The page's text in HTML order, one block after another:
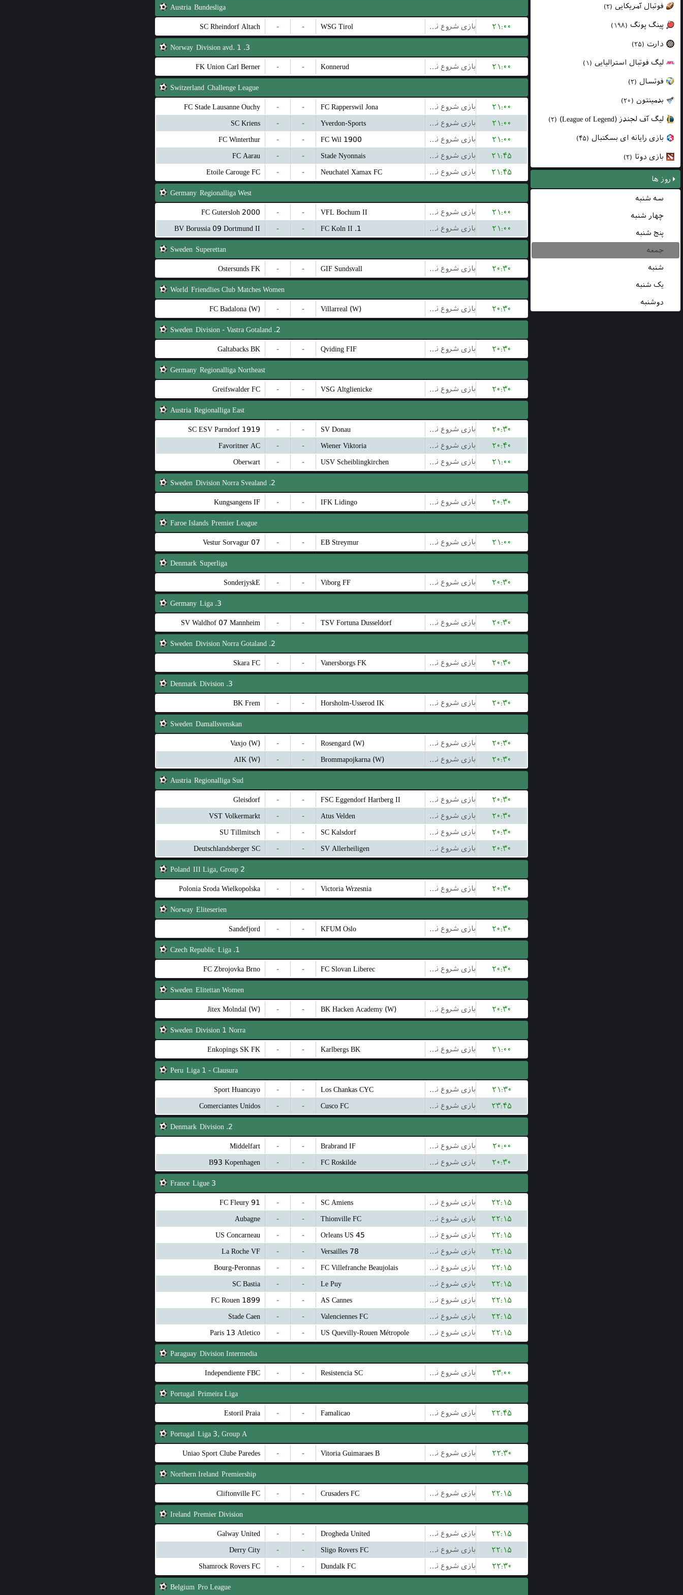
فوتبال آمریکایی (۲)
پینگ پونگ (۱۹۸)
دارت (۲۵)
لیگ فوتبال استرالیایی (۱)
فوتسال (۲)
بدمینتون (۲۰)
لیگ آف لجندز (League of Legend) (۲)
بازی رایانه ای بسکتبال (۴۵)
بازی دوتا (۲)
روز ها
سه شنبه
چهار شنبه
پنج شنبه
جمعه
شنبه
یک شنبه
دوشنبه
Austria Bundesliga
SC Rheindorf Altach - - WSG Tirol بازی شروع نشده است ۲۱:۰۰
Norway 3. Division avd. 1
FK Union Carl Berner - - Konnerud بازی شروع نشده است ۲۱:۰۰
Switzerland Challenge League
FC Stade Lausanne Ouchy - - FC Rapperswil Jona بازی شروع نشده است
۲۱:۰۰
SC Kriens
- - Yverdon-Sports بازی شروع نشده است
۲۱:۰۰
FC Winterthur
- - FC Wil 1900 بازی شروع نشده است
۲۱:۰۰
FC Aarau
- - Stade Nyonnais بازی شروع نشده است
۲۱:۴۵
Etoile Carouge FC
- - Neuchatel Xamax FC بازی شروع نشده است ۲۱:۴۵
Germany Regionalliga West
FC Gutersloh 2000 - - VFL Bochum II بازی شروع نشده است
۲۱:۰۰
BV Borussia 09 Dortmund II
- - 1. FC Koln II بازی شروع نشده است ۲۱:۰۰
Sweden Superettan
Ostersunds FK - - GIF Sundsvall بازی شروع نشده است ۲۰:۳۰
World Friendlies Club Matches Women
FC Badalona (W) - - Villarreal (W) بازی شروع نشده است ۲۰:۳۰
Sweden 2. Division - Vastra Gotaland
Galtabacks BK - - Qviding FIF بازی شروع نشده است ۲۰:۳۰
Germany Regionalliga Northeast
Greifswalder FC - - VSG Altglienicke بازی شروع نشده است ۲۰:۳۰
Austria Regionalliga East
SC ESV Parndorf 1919 - - SV Donau بازی شروع نشده است
۲۰:۳۰
Favoritner AC
- - Wiener Viktoria بازی شروع نشده است
۲۰:۴۰
Oberwart
- - USV Scheiblingkirchen بازی شروع نشده است ۲۱:۰۰
Sweden 2. Division Norra Svealand
Kungsangens IF - - IFK Lidingo بازی شروع نشده است ۲۰:۳۰
Faroe Islands Premier League
07 Vestur Sorvagur - - EB Streymur بازی شروع نشده است ۲۱:۰۰
Denmark Superliga
SonderjyskE - - Viborg FF بازی شروع نشده است ۲۰:۳۰
Germany 3. Liga
SV Waldhof 07 Mannheim - - TSV Fortuna Dusseldorf بازی شروع نشده است ۲۰:۳۰
Sweden 2. Division Norra Gotaland
Skara FC - - Vanersborgs FK بازی شروع نشده است ۲۰:۳۰
Denmark 3. Division
BK Frem - - Horsholm-Usserod IK بازی شروع نشده است ۲۰:۳۰
Sweden Damallsvenskan
Vaxjo (W) - - Rosengard (W) بازی شروع نشده است
۲۰:۳۰
AIK (W)
- - Brommapojkarna (W) بازی شروع نشده است ۲۰:۳۰
Austria Regionalliga Sud
Gleisdorf - - FSC Eggendorf Hartberg II بازی شروع نشده است
۲۰:۳۰
VST Volkermarkt
- - Atus Velden بازی شروع نشده است
۲۰:۳۰
SU Tillmitsch
- - SC Kalsdorf بازی شروع نشده است
۲۰:۳۰
Deutschlandsberger SC
- - SV Allerheiligen بازی شروع نشده است ۲۰:۳۰
Poland III Liga, Group 2
Polonia Sroda Wielkopolska - - Victoria Wrzesnia بازی شروع نشده است ۲۰:۳۰
Norway Eliteserien
Sandefjord - - KFUM Oslo بازی شروع نشده است ۲۰:۳۰
Czech Republic 1. Liga
FC Zbrojovka Brno - - FC Slovan Liberec بازی شروع نشده است ۲۰:۳۰
Sweden Elitettan Women
Jitex Molndal (W) - - BK Hacken Academy (W) بازی شروع نشده است ۲۰:۳۰
Sweden Division 1 Norra
Enkopings SK FK - - Karlbergs BK بازی شروع نشده است ۲۱:۰۰
Peru Liga 1 - Clausura
Sport Huancayo - - Los Chankas CYC بازی شروع نشده است
۲۱:۳۰
Comerciantes Unidos
- - Cusco FC بازی شروع نشده است ۲۳:۴۵
Denmark 2. Division
Middelfart - - Brabrand IF بازی شروع نشده است
۲۰:۰۰
B93 Kopenhagen
- - FC Roskilde بازی شروع نشده است ۲۰:۳۰
France Ligue 3
FC Fleury 91 - - SC Amiens بازی شروع نشده است
۲۲:۱۵
Aubagne
- - Thionville FC بازی شروع نشده است
۲۲:۱۵
US Concarneau
- - Orleans US 45 بازی شروع نشده است
۲۲:۱۵
La Roche VF
- - Versailles 78 بازی شروع نشده است
۲۲:۱۵
Bourg-Peronnas
- - FC Villefranche Beaujolais بازی شروع نشده است
۲۲:۱۵
SC Bastia
- - Le Puy بازی شروع نشده است
۲۲:۱۵
FC Rouen 1899
- - AS Cannes بازی شروع نشده است
۲۲:۱۵
Stade Caen
- - Valenciennes FC بازی شروع نشده است
۲۲:۱۵
Paris 13 Atletico
- - US Quevilly-Rouen Métropole بازی شروع نشده است ۲۲:۱۵
Paraguay Division Intermedia
Independiente FBC - - Resistencia SC بازی شروع نشده است ۲۳:۰۰
Portugal Primeira Liga
Estoril Praia - - Famalicao بازی شروع نشده است ۲۲:۴۵
Portugal Liga 3, Group A
Uniao Sport Clube Paredes - - Vitoria Guimaraes B بازی شروع نشده است ۲۲:۳۰
Northern Ireland Premiership
Cliftonville FC - - Crusaders FC بازی شروع نشده است ۲۲:۱۵
Ireland Premier Division
Galway United - - Drogheda United بازی شروع نشده است
۲۲:۱۵
Derry City
- - Sligo Rovers FC بازی شروع نشده است
۲۲:۱۵
Shamrock Rovers FC
- - Dundalk FC بازی شروع نشده است ۲۲:۳۰
Belgium Pro League